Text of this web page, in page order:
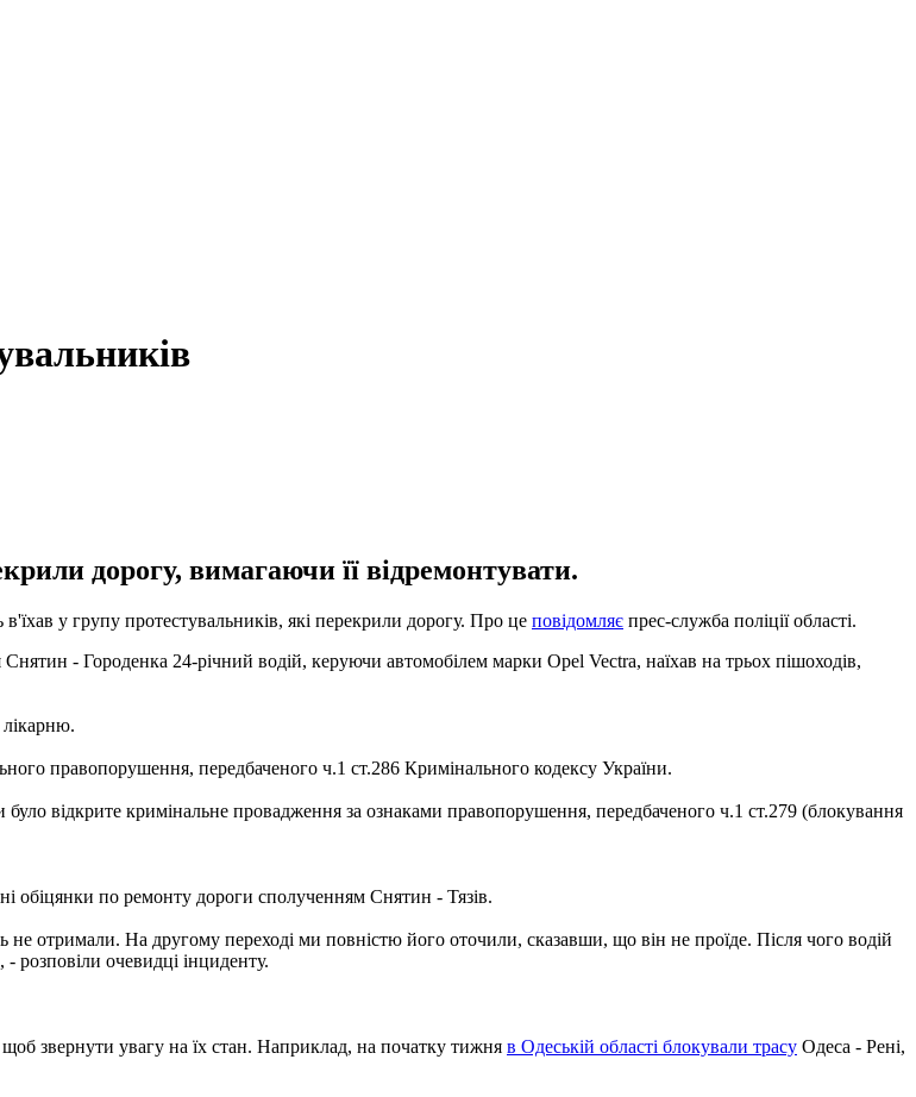
дорогу, вимагаючи її відремонтувати.
у групу протестувальників, які перекрили дорогу. Про це повідомляє прес-служба поліції області.
- Городенка 24-річний водій, керуючи автомобілем марки Opel Vectra, наїхав на трьох пішоходів,
правопорушення, передбаченого ч.1 ст.286 Кримінального кодексу України.
відкрите кримінальне провадження за ознаками правопорушення, передбаченого ч.1 ст.279 (блокування
обіцянки по ремонту дороги сполученням Снятин - Тязів.
отримали. На другому переході ми повністю його оточили, сказавши, що він не проїде. Після чого водій
розповіли очевидці інциденту.
щоб звернути увагу на їх стан. Наприклад, на початку тижня в Одеській області блокували трасу Одеса - Рені,